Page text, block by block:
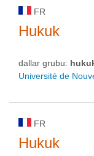
FR
Hukuk
dallar grubu:
Université de
FR
Hukuk